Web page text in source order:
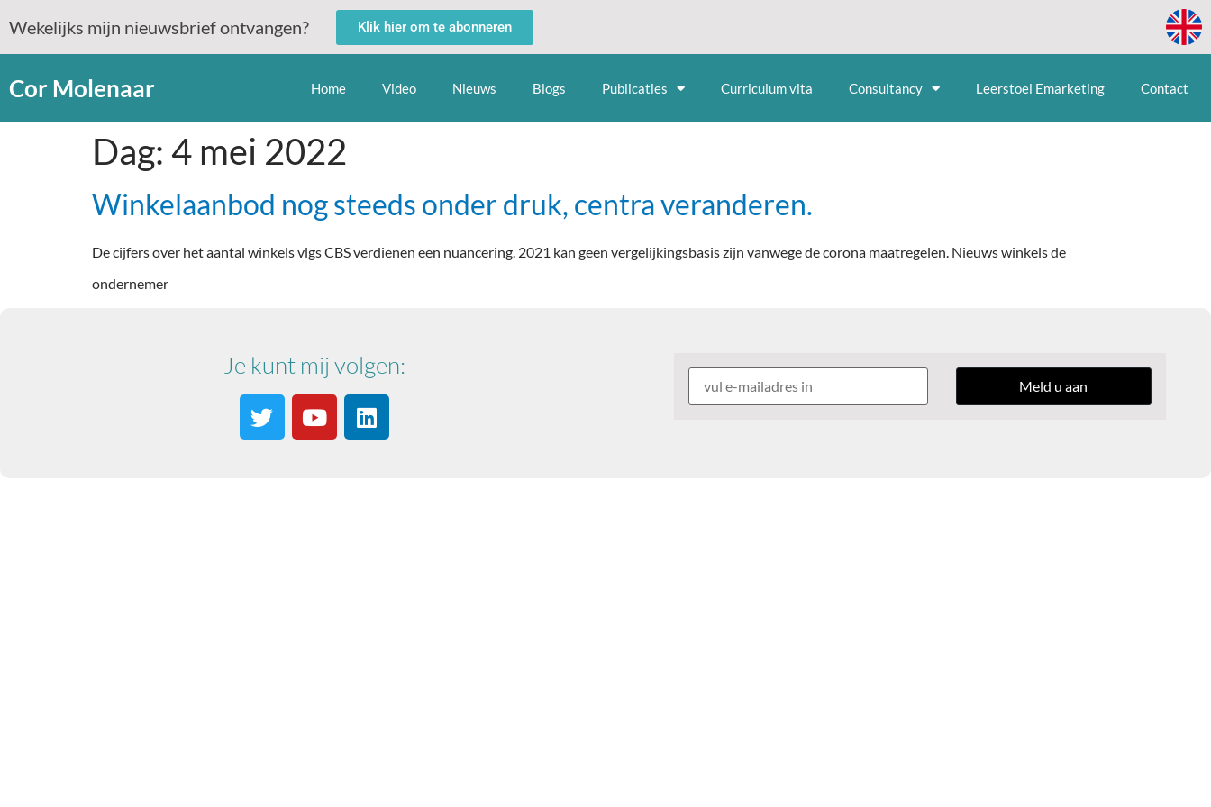
Wekelijks mijn nieuwsbrief ontvangen? Klik hier om te abonneren
Cor Molenaar Home Video Nieuws Blogs Publicaties Curriculum vita Consultancy Leerstoel Emarketing Contact
Dag: 4 mei 2022
Winkelaanbod nog steeds onder druk, centra veranderen.
De cijfers over het aantal winkels vlgs CBS verdienen een nuancering. 2021 kan geen vergelijkingsbasis zijn vanwege de corona maatregelen. Nieuws winkels de
ondernemer
Je kunt mij volgen: